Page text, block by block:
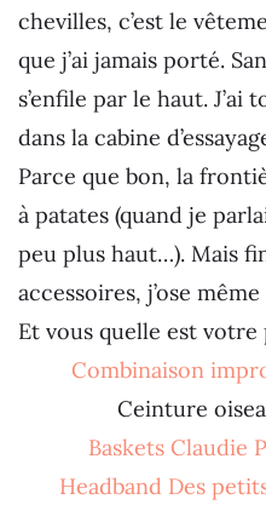
chevilles, c’est le
que j’ai jamais porté.
s’enfile par le haut.
dans la cabine
Parce que bon, la
à patates (quand je
peu plus haut…). Mais
accessoires, j’ose
Et vous quelle est votre
Combinaison
Ceinture
Baskets Claudie
Headband Des